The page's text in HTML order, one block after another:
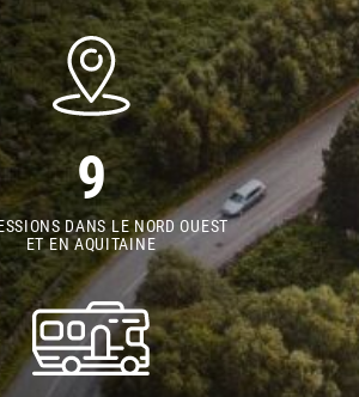
9
DANS LE NORD OUEST
ET EN AQUITAINE